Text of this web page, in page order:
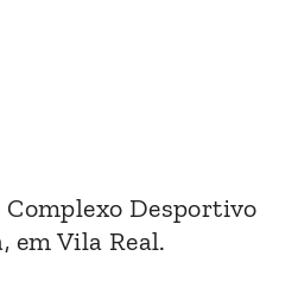
Desportivo
em Vila Real.